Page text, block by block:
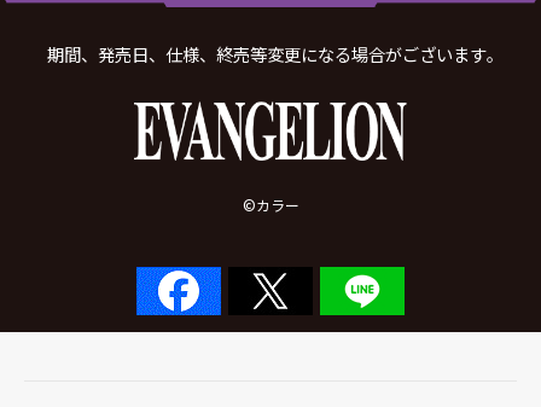
期間、発売日、仕様、終売等変更になる場合がございます｡
©カラー